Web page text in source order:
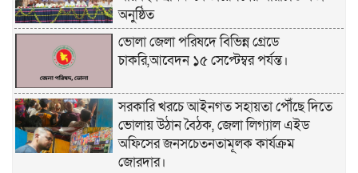
অনুষ্ঠিত
ভোলা জেলা পরিষদে বিভিন্ন গ্রেডে
চাকরি,আবেদন ১৫ সেপ্টেম্বর পর্যন্ত।
সরকারি খরচে আইনগত সহায়তা পৌঁছে দিতে
ভোলায় উঠান বৈঠক, জেলা লিগ্যাল এইড
অফিসের জনসচেতনতামূলক কার্যক্রম
জোরদার।